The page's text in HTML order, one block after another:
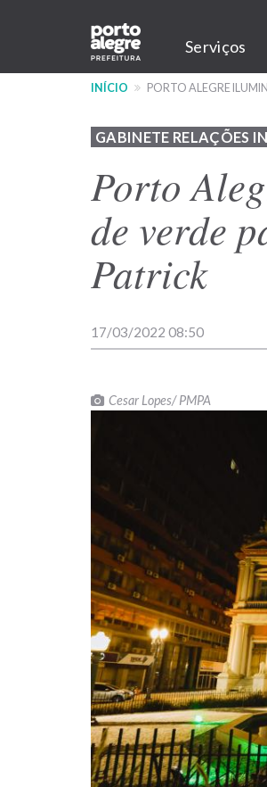
conteúdo
Main
navigation
Serviços
INÍCIO PORTO ALEGRE
GABINETE RELAÇÕES
Porto
de verde
Patrick
17/03/2022 08:50
Cesar Lopes/ PMPA